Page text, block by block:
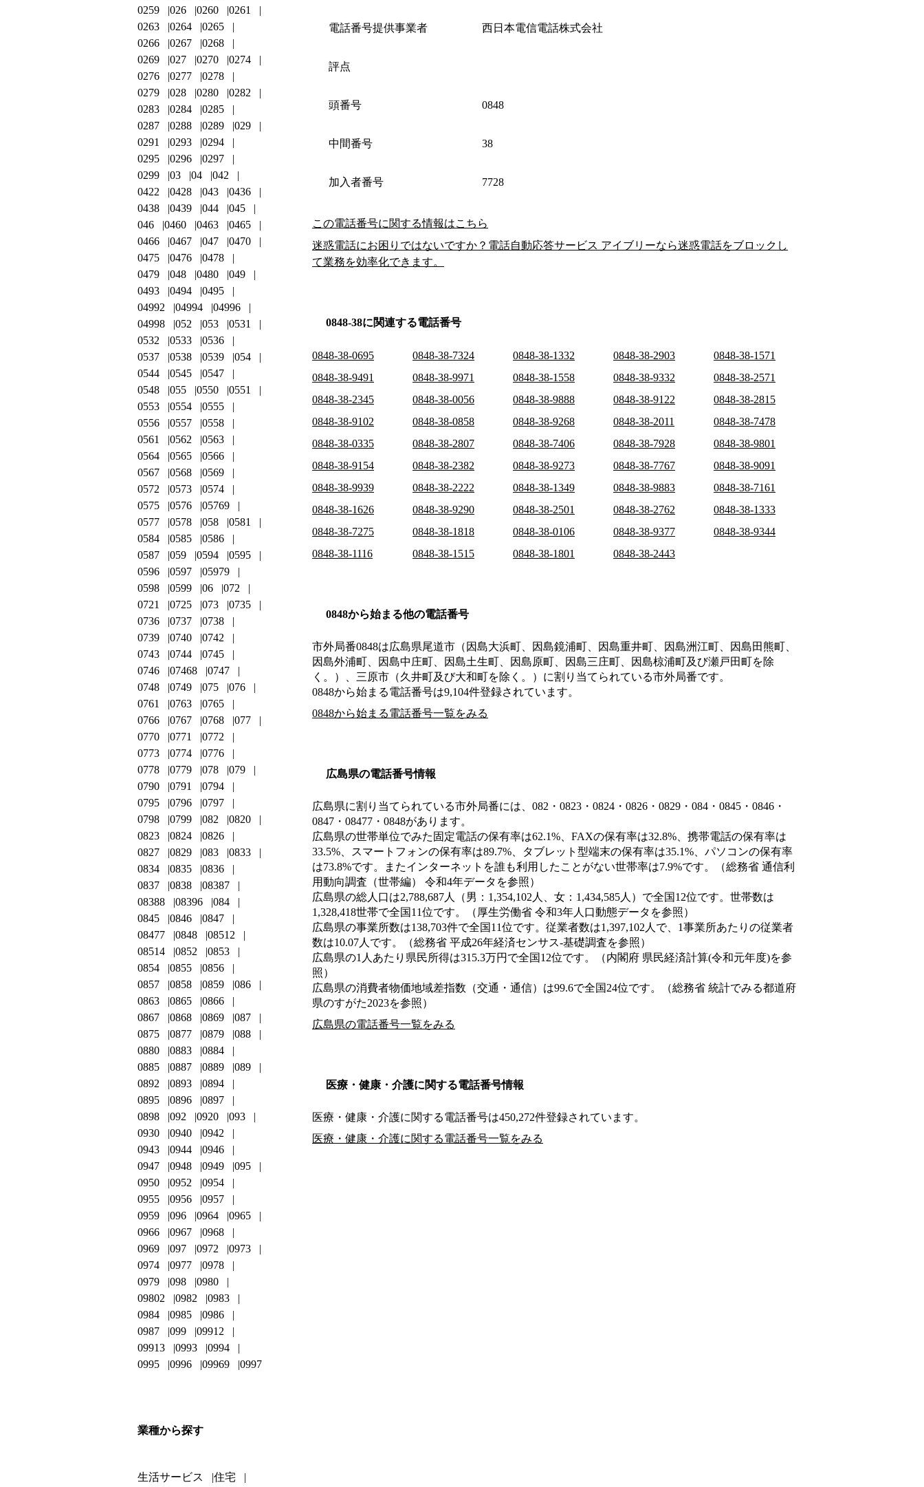
電話番号提供事業者 西日本電信電話株式会社
評点
頭番号 0848
中間番号 38
加入者番号 7728
この電話番号に関する情報はこちら
迷惑電話にお困りではないですか？電話自動応答サービス アイブリーなら迷惑電話をブロックし
て業務を効率化できます。
0848-38に関連する電話番号
0848-38-0695 0848-38-7324 0848-38-1332 0848-38-2903
0848-38-1571
0848-38-9491
0848-38-9971 0848-38-1558 0848-38-9332
0848-38-2571
0848-38-2345
0848-38-0056 0848-38-9888 0848-38-9122
0848-38-2815
0848-38-9102
0848-38-0858 0848-38-9268 0848-38-2011
0848-38-7478
0848-38-0335
0848-38-2807 0848-38-7406 0848-38-7928
0848-38-9801
0848-38-9154
0848-38-2382 0848-38-9273 0848-38-7767
0848-38-9091
0848-38-9939
0848-38-2222 0848-38-1349 0848-38-9883
0848-38-7161
0848-38-1626
0848-38-9290 0848-38-2501 0848-38-2762
0848-38-1333
0848-38-7275
0848-38-1818 0848-38-0106 0848-38-9377
0848-38-9344
0848-38-1116
0848-38-1515 0848-38-1801 0848-38-2443
0848から始まる他の電話番号
市外局番0848は広島県尾道市（因島大浜町、因島鏡浦町、因島重井町、因島洲江町、因島田熊町、
因島外浦町、因島中庄町、因島土生町、因島原町、因島三庄町、因島椋浦町及び瀬戸田町を除
く。）、三原市（久井町及び大和町を除く。） に割り当てられている市外局番です。
0848から始まる電話番号は9,104件登録されています。
0848から始まる電話番号一覧をみる
広島県の電話番号情報
広島県に割り当てられている市外局番には、082・0823・0824・0826・0829・084・0845・0846・
0847・08477・0848があります。
広島県の世帯単位でみた固定電話の保有率は62.1%、FAXの保有率は32.8%、携帯電話の保有率は
33.5%、スマートフォンの保有率は89.7%、タブレット型端末の保有率は35.1%、パソコンの保有率
は73.8%です。またインターネットを誰も利用したことがない世帯率は7.9%です。（総務省 通信利
用動向調査（世帯編） 令和4年データを参照）
広島県の総人口は2,788,687人（男：1,354,102人、女：1,434,585人）で全国12位です。世帯数は
1,328,418世帯で全国11位です。（厚生労働省 令和3年人口動態データを参照）
広島県の事業所数は138,703件で全国11位です。従業者数は1,397,102人で、1事業所あたりの従業者
数は10.07人です。（総務省 平成26年経済センサス‐基礎調査を参照）
広島県の1人あたり県民所得は315.3万円で全国12位です。（内閣府 県民経済計算(令和元年度)を参
照）
広島県の消費者物価地域差指数（交通・通信）は99.6で全国24位です。（総務省 統計でみる都道府
県のすがた2023を参照）
広島県の電話番号一覧をみる
医療・健康・介護に関する電話番号情報
医療・健康・介護に関する電話番号は450,272件登録されています。
医療・健康・介護に関する電話番号一覧をみる
0259
026 0260
0261
0263
0264
0265
0266
0267
0268
0269
027 0270
0274
0276
0277
0278
0279
028 0280
0282
0283
0284
0285
0287
0288 0289
029
0291
0293
0294
0295
0296
0297
0299
03 04
042
0422
0428 043
0436
0438
0439 044
045
046
0460 0463
0465
0466
0467 047
0470
0475
0476
0478
0479
048 0480
049
0493
0494
0495
04992
04994
04996
04998
052 053
0531
0532
0533
0536
0537
0538 0539
054
0544
0545
0547
0548
055 0550
0551
0553
0554
0555
0556
0557
0558
0561
0562
0563
0564
0565
0566
0567
0568
0569
0572
0573
0574
0575
0576
05769
0577
0578 058
0581
0584
0585
0586
0587
059 0594
0595
0596
0597
05979
0598
0599 06
072
0721
0725 073
0735
0736
0737
0738
0739
0740
0742
0743
0744
0745
0746
07468
0747
0748
0749 075
076
0761
0763
0765
0766
0767 0768
077
0770
0771
0772
0773
0774
0776
0778
0779 078
079
0790
0791
0794
0795
0796
0797
0798
0799 082
0820
0823
0824
0826
0827
0829 083
0833
0834
0835
0836
0837
0838
08387
08388
08396
084
0845
0846
0847
08477
0848
08512
08514
0852
0853
0854
0855
0856
0857
0858 0859
086
0863
0865
0866
0867
0868 0869
087
0875
0877 0879
088
0880
0883
0884
0885
0887 0889
089
0892
0893
0894
0895
0896
0897
0898
092 0920
093
0930
0940
0942
0943
0944
0946
0947
0948 0949
095
0950
0952
0954
0955
0956
0957
0959
096 0964
0965
0966
0967
0968
0969
097 0972
0973
0974
0977
0978
0979
098
0980
09802
0982
0983
0984
0985
0986
0987
099
09912
09913
0993
0994
0995
0996 09969 0997
業種から探す
生活サービス 住宅